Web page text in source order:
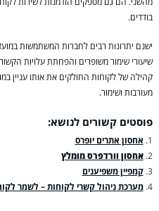
בודדים.
ישנם יתרונות רבים לחברות המשתמשות
שיעורי שימור משופרים והפחתת עלויות
קהילה של לקוחות החולקים את אותו עניין
מעורבות ושימור.
פוסטים קשורים לנושא:
אחסון אתרים יופרס
אחסון וורדפרס מומלץ
קמפיין משפיענים
מערכת ניהול קשרי לקוחות – לשמר